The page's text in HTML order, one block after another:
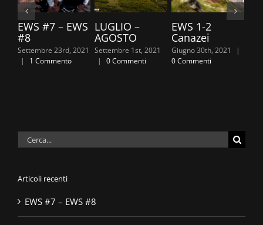
EWS #7 – EWS
#8
Settembre 23rd, 2021
|
1 Commento
LUGLIO –
AGOSTO
Settembre 1st, 2021
|
0 Commenti
EWS 1-2
Canazei
Giugno 30th, 2021
|
0 Commenti
Cerca
Articoli recenti
EWS #7 – EWS #8